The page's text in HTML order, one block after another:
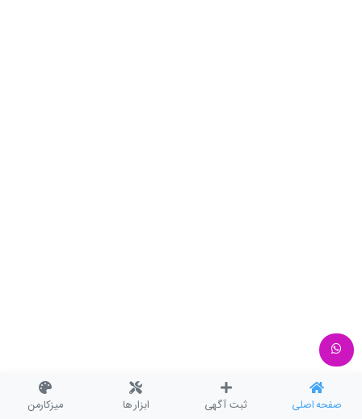
صفحه اصلی ثبت آگهی ابزار ها میزکارمن